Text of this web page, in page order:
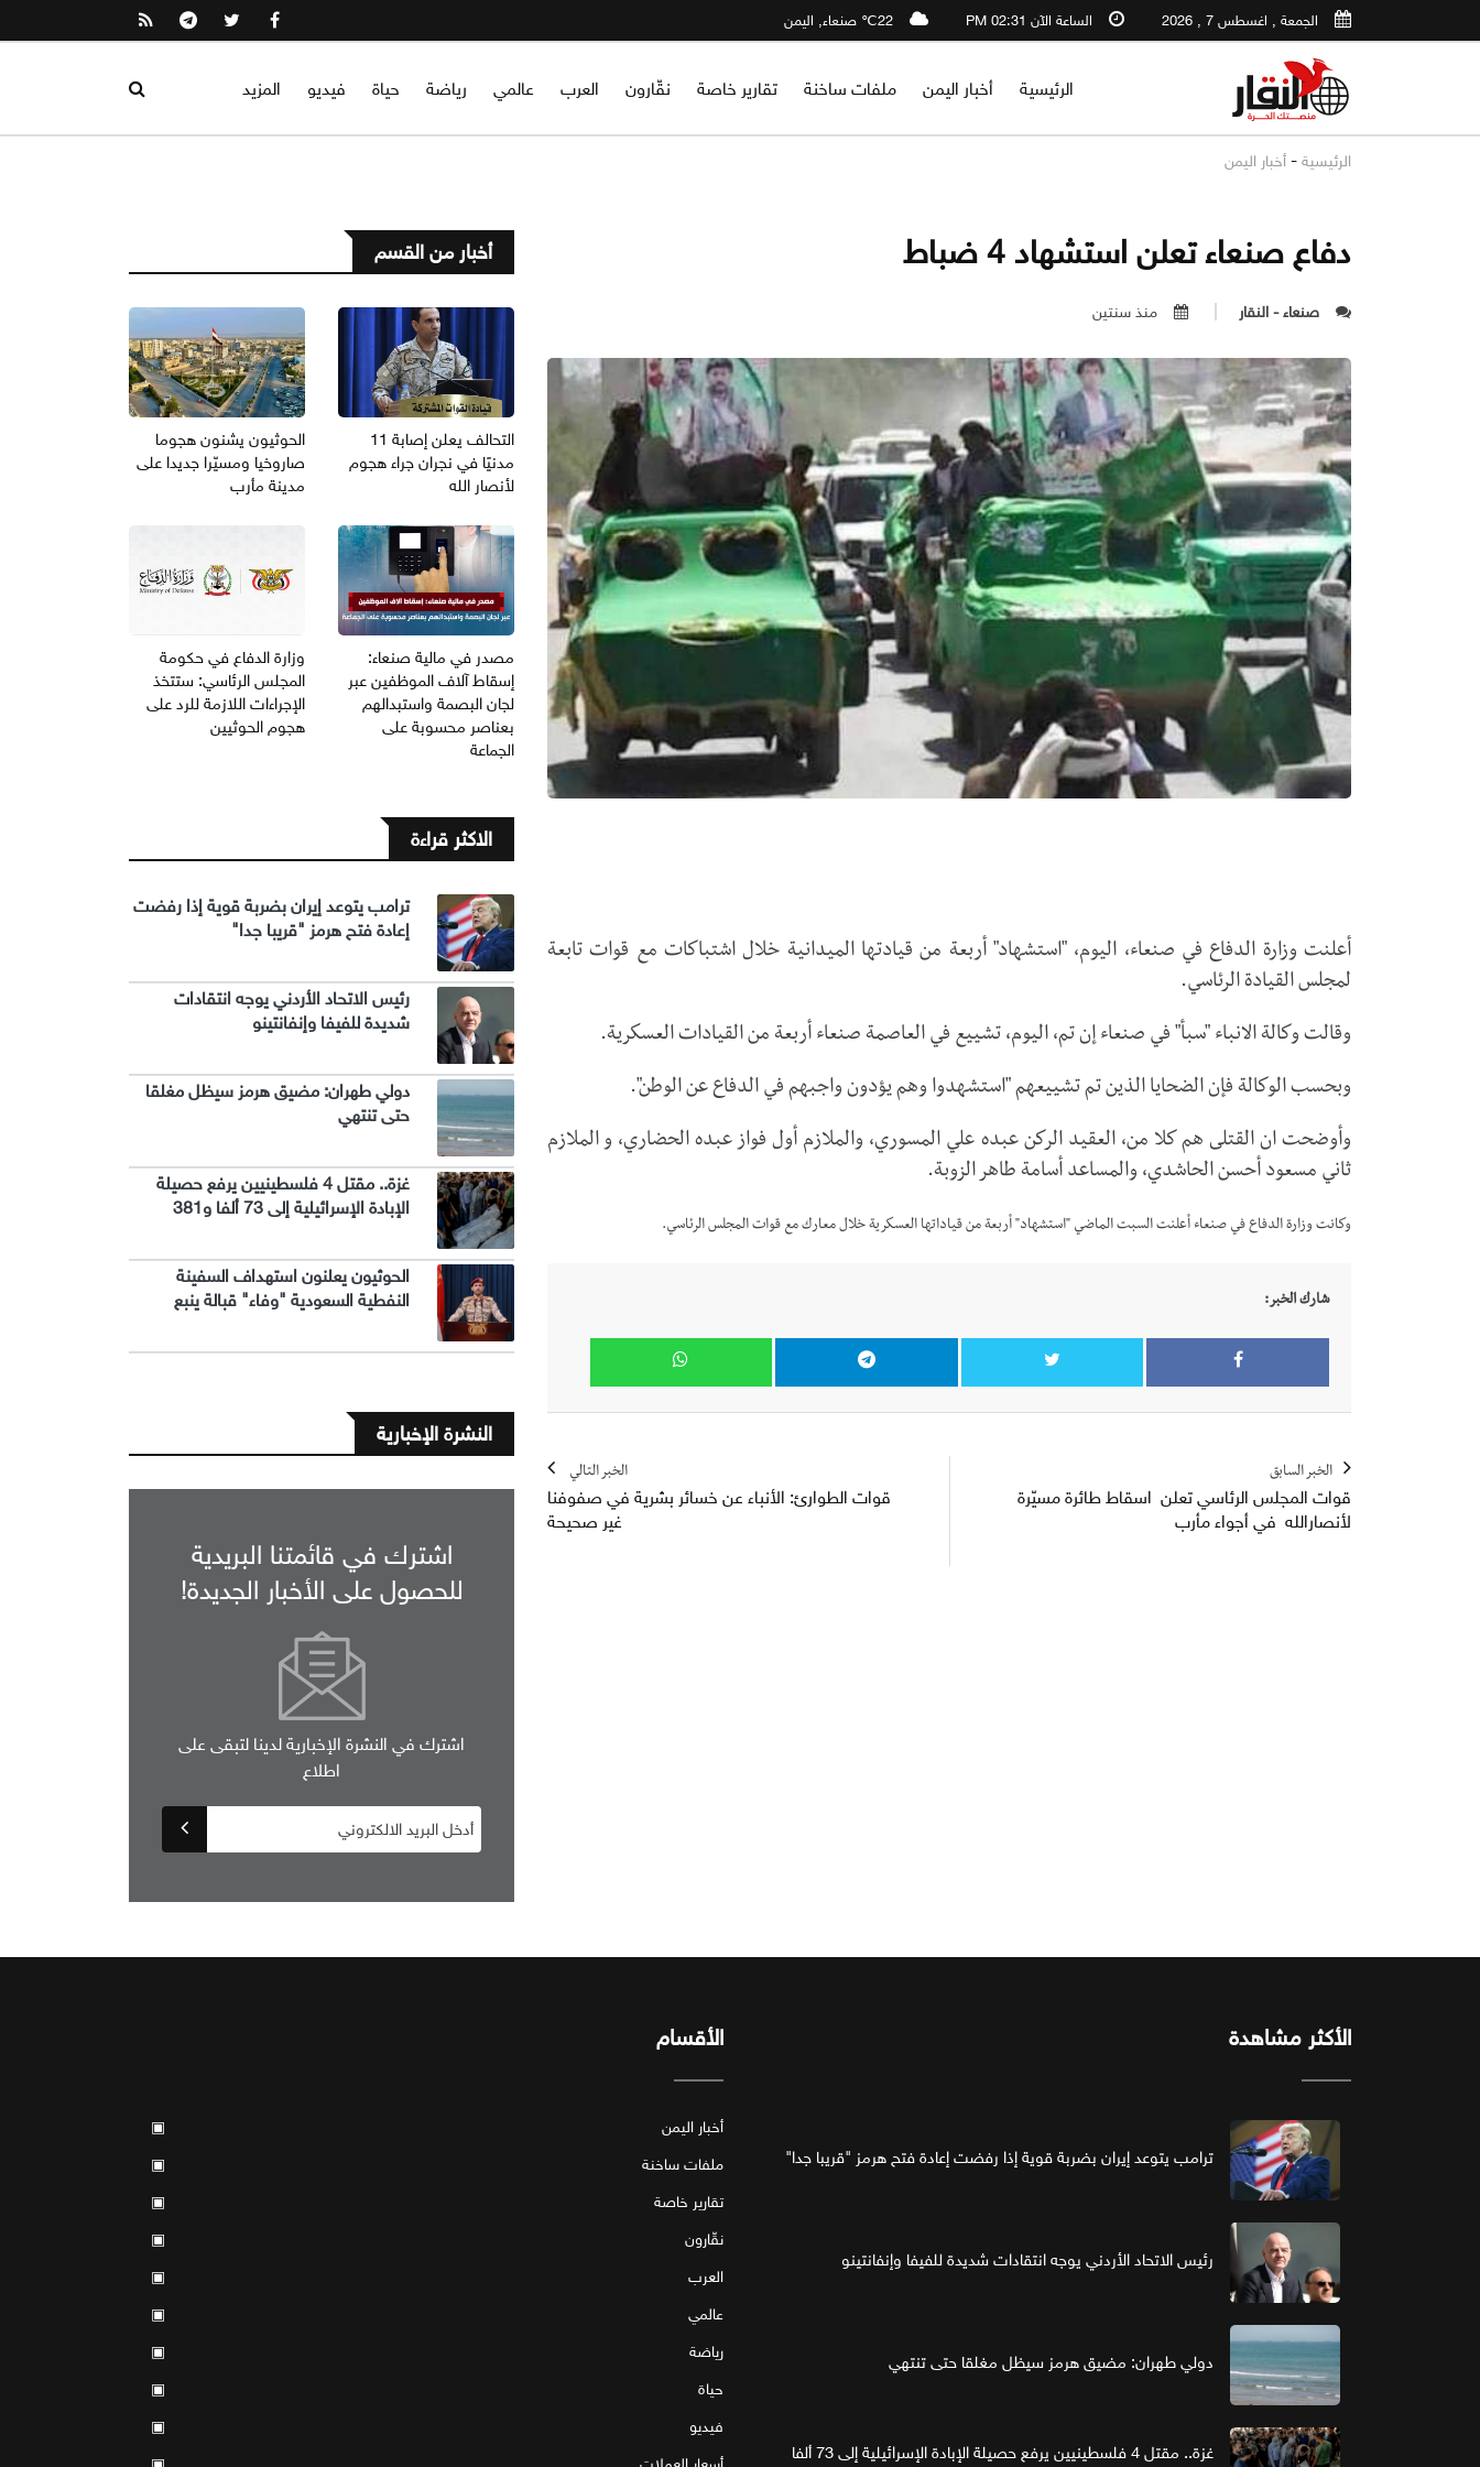
الجمعة , اغسطس 7 , 2026 الساعة الآن 02:31 PM 22℃ صنعاء, اليمن
الرئيسية أخبار اليمن ملفات ساخنة تقارير خاصة نقّارون العرب عالمي رياضة حياة فيديو المزيد
الرئيسية - أخبار اليمن
دفاع صنعاء تعلن استشهاد 4 ضباط
صنعاء - النقار منذ سنتين
أعلنت وزارة الدفاع في صنعاء، اليوم، "استشهاد" أربعة من قيادتها الميدانية خلال اشتباكات مع قوات تابعة
لمجلس القيادة الرئاسي.
وقالت وكالة الانباء "سبأ" في صنعاء إن تم، اليوم، تشييع في العاصمة صنعاء أربعة من القيادات العسكرية.
وبحسب الوكالة فإن الضحايا الذين تم تشييعهم "استشهدوا وهم يؤدون واجبهم في الدفاع عن الوطن".
وأوضحت ان القتلى هم كلا من، العقيد الركن عبده علي المسوري، والملازم أول فواز عبده الحضاري، و الملازم
ثاني مسعود أحسن الحاشدي، والمساعد أسامة طاهر الزوبة.
وكانت وزارة الدفاع في صنعاء أعلنت السبت الماضي "استشهاد" أربعة من قياداتها العسكرية خلال معارك مع قوات المجلس الرئاسي.
شارك الخبر:
الخبر السابق
قوات المجلس الرئاسي تعلن اسقاط طائرة مسيّرة
لأنصارالله في أجواء مأرب
الخبر التالي
قوات الطوارئ: الأنباء عن خسائر بشرية في صفوفنا
غير صحيحة
أخبار من القسم
التحالف يعلن إصابة 11
مدنيًا في نجران جراء هجوم
لأنصار الله
الحوثيون يشنون هجوما
صاروخيا ومسيّرا جديدا على
مدينة مأرب
مصدر في مالية صنعاء:
إسقاط آلاف الموظفين عبر
لجان البصمة واستبدالهم
بعناصر محسوبة على
الجماعة
وزارة الدفاع في حكومة
المجلس الرئاسي: ستتخذ
الإجراءات اللازمة للرد على
هجوم الحوثيين
الاكثر قراءة
ترامب يتوعد إيران بضربة قوية إذا رفضت
إعادة فتح هرمز "قريبا جدا"
رئيس الاتحاد الأردني يوجه انتقادات
شديدة للفيفا وإنفانتينو
دولي طهران: مضيق هرمز سيظل مغلقا
حتى تنتهي
غزة.. مقتل 4 فلسطينيين يرفع حصيلة
الإبادة الإسرائيلية إلى 73 ألفا و381
الحوثيون يعلنون استهداف السفينة
النفطية السعودية "وفاء" قبالة ينبع
النشرة الإخبارية
اشترك في قائمتنا البريدية
للحصول على الأخبار الجديدة!
اشترك في النشرة الإخبارية لدينا لتبقى على
اطلاع
الأكثر مشاهدة
ترامب يتوعد إيران بضربة قوية إذا رفضت إعادة فتح هرمز "قريبا جدا"
رئيس الاتحاد الأردني يوجه انتقادات شديدة للفيفا وإنفانتينو
دولي طهران: مضيق هرمز سيظل مغلقا حتى تنتهي
غزة.. مقتل 4 فلسطينيين يرفع حصيلة الإبادة الإسرائيلية إلى 73 ألفا
الأقسام
أخبار اليمن
▣
ملفات ساخنة
▣
تقارير خاصة
▣
نقّارون
▣
العرب
▣
عالمي
▣
رياضة
▣
حياة
▣
فيديو
▣